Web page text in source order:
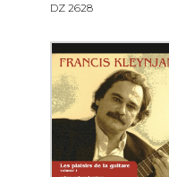
DZ 2628